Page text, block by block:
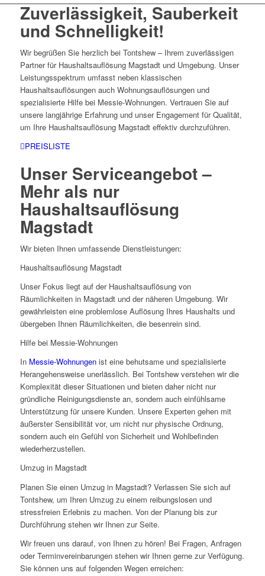
Zuverlässigkeit, Sauberkeit
und Schnelligkeit!
Wir begrüßen Sie herzlich bei Tontshew – Ihrem zuverlässigen
Partner für Haushaltsauflösung Magstadt und Umgebung. Unser
Leistungsspektrum umfasst neben klassischen
Haushaltsauflösungen auch Wohnungsauflösungen und
spezialisierte Hilfe bei Messie-Wohnungen. Vertrauen Sie auf
unsere langjährige Erfahrung und unser Engagement für Qualität,
um Ihre Haushaltsauflösung Magstadt effektiv durchzuführen.
PREISLISTE
Unser Serviceangebot –
Mehr als nur
Haushaltsauflösung
Magstadt
Wir bieten Ihnen umfassende Dienstleistungen:
Haushaltsauflösung Magstadt
Unser Fokus liegt auf der Haushaltsauflösung von
Räumlichkeiten in Magstadt und der näheren Umgebung. Wir
gewährleisten eine problemlose Auflösung Ihres Haushalts und
übergeben Ihnen Räumlichkeiten, die besenrein sind.
Hilfe bei Messie-Wohnungen
In Messie-Wohnungenist eine behutsame und spezialisierte
Herangehensweise unerlässlich. Bei Tontshew verstehen wir die
Komplexität dieser Situationen und bieten daher nicht nur
gründliche Reinigungsdienste an, sondern auch einfühlsame
Unterstützung für unsere Kunden. Unsere Experten gehen mit
äußerster Sensibilität vor, um nicht nur physische Ordnung,
sondern auch ein Gefühl von Sicherheit und Wohlbefinden
wiederherzustellen.
Umzug in Magstadt
Planen Sie einen Umzug in Magstadt? Verlassen Sie sich auf
Tontshew, um Ihren Umzug zu einem reibungslosen und
stressfreien Erlebnis zu machen. Von der Planung bis zur
Durchführung stehen wir Ihnen zur Seite.
Wir freuen uns darauf, von Ihnen zu hören! Bei Fragen, Anfragen
oder Terminvereinbarungen stehen wir Ihnen gerne zur Verfügung.
Sie können uns auf folgenden Wegen erreichen: